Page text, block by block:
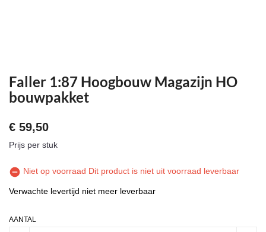
Faller 1:87 Hoogbouw Magazijn HO
bouwpakket
€ 59,50
Prijs per stuk
Niet op voorraad Dit product is niet uit voorraad leverbaar
Verwachte levertijd niet meer leverbaar
AANTAL